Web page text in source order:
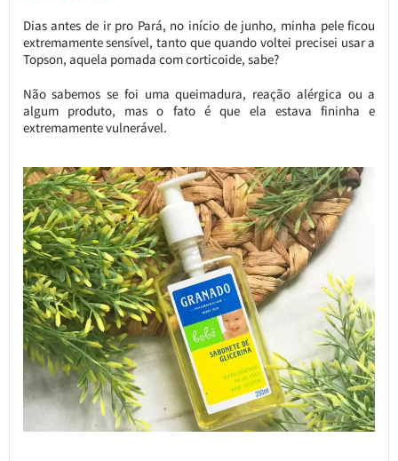
Dias antes de ir pro Pará, no início de junho, minha pele ficou
extremamente sensível, tanto que quando voltei precisei usar a
Topson, aquela pomada com corticoide, sabe?
Não sabemos se foi uma queimadura, reação alérgica ou a
algum produto, mas o fato é que ela estava fininha e
extremamente vulnerável.